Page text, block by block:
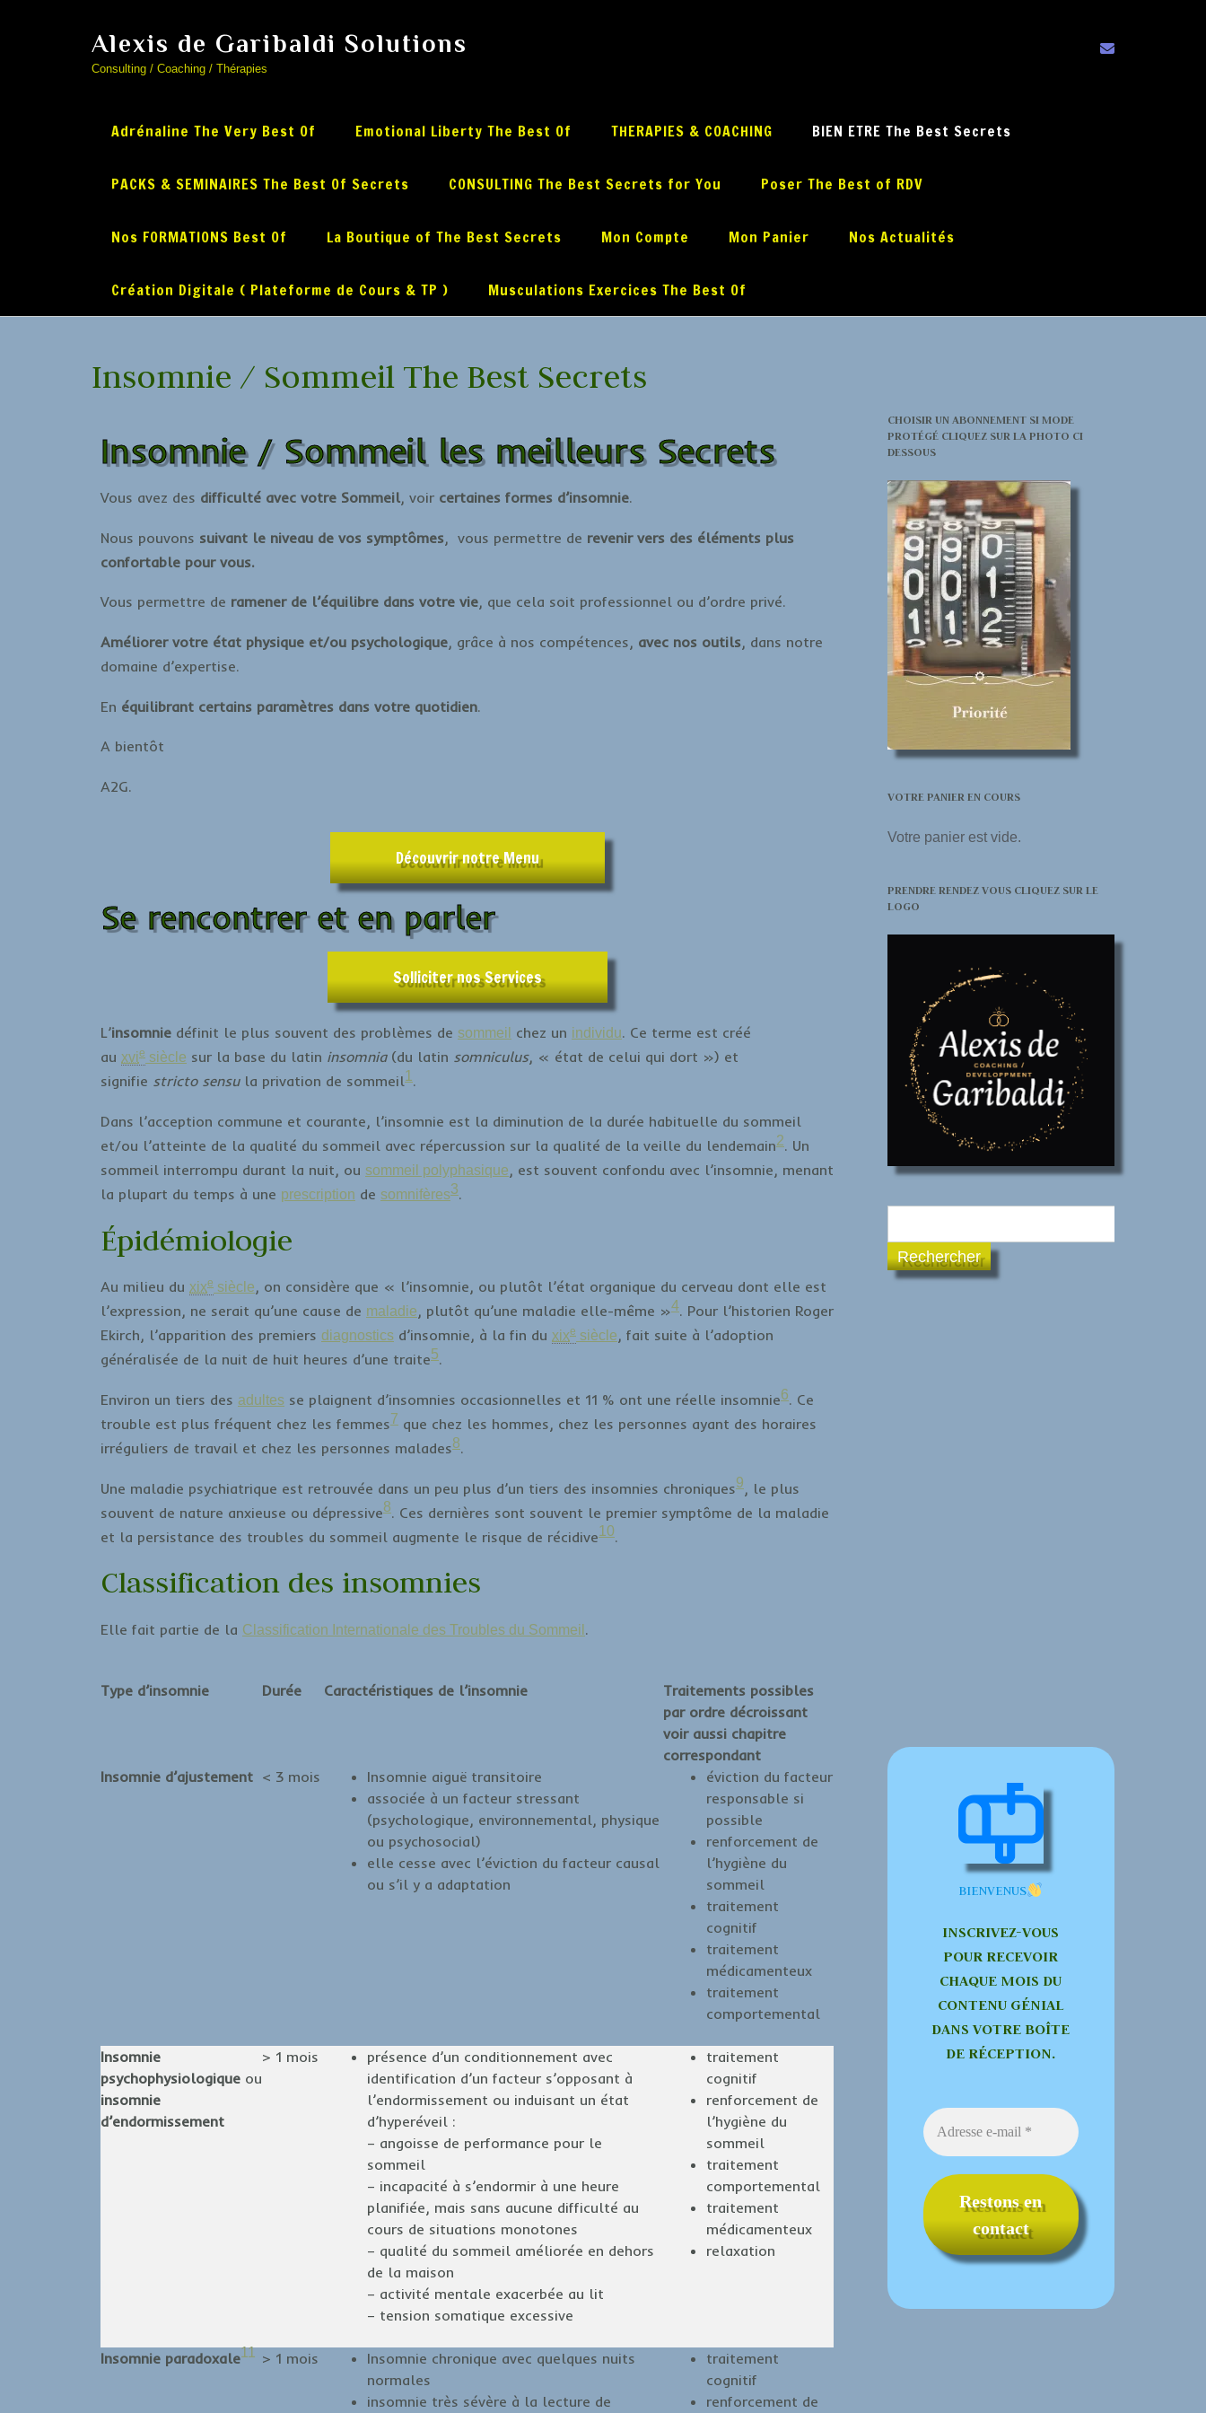
Alexis de Garibaldi Solutions
Consulting / Coaching / Thérapies
Adrénaline The Very Best Of Emotional Liberty The Best Of THERAPIES & COACHING BIEN ETRE The Best Secrets
PACKS & SEMINAIRES The Best Of Secrets CONSULTING The Best Secrets for You Poser The Best of RDV
Nos FORMATIONS Best Of La Boutique of The Best Secrets Mon Compte Mon Panier Nos Actualités
Création Digitale ( Plateforme de Cours & TP ) Musculations Exercices The Best Of
Insomnie / Sommeil The Best Secrets
Insomnie / Sommeil les meilleurs Secrets
Vous avez des difficulté avec votre Sommeil, voir certaines formes d’insomnie.
Nous pouvons suivant le niveau de vos symptômes, vous permettre de revenir vers des éléments plus
confortable pour vous.
Vous permettre de ramener de l’équilibre dans votre vie, que cela soit professionnel ou d’ordre privé.
Améliorer votre état physique et/ou psychologique, grâce à nos compétences, avec nos outils, dans notre
domaine d’expertise.
En équilibrant certains paramètres dans votre quotidien.
A bientôt
A2G.
Découvrir notre Menu
Se rencontrer et en parler
Solliciter nos Services
L’insomnie définit le plus souvent des problèmes de sommeil chez un individu. Ce terme est créé
au xvie siècle sur la base du latin insomnia(du latin somniculus, « état de celui qui dort ») et
signifie stricto sensula privation de sommeil1 .
Dans l’acception commune et courante, l’insomnie est la diminution de la durée habituelle du sommeil
et/ou l’atteinte de la qualité du sommeil avec répercussion sur la qualité de la veille du lendemain2. Un
sommeil interrompu durant la nuit, ou sommeil polyphasique, est souvent confondu avec l’insomnie, menant
la plupart du temps à une prescription de somnifères3.
Épidémiologie
Au milieu du xixe siècle, on considère que « l’insomnie, ou plutôt l’état organique du cerveau dont elle est
l’expression, ne serait qu’une cause de maladie, plutôt qu’une maladie elle-même »4. Pour l’historien Roger
Ekirch, l’apparition des premiers diagnostics d’insomnie, à la fin du xixe siècle, fait suite à l’adoption
généralisée de la nuit de huit heures d’une traite5.
Environ un tiers des adultes se plaignent d’insomnies occasionnelles et 11 % ont une réelle insomnie6. Ce
trouble est plus fréquent chez les femmes7 que chez les hommes, chez les personnes ayant des horaires
irréguliers de travail et chez les personnes malades8.
Une maladie psychiatrique est retrouvée dans un peu plus d’un tiers des insomnies chroniques9, le plus
souvent de nature anxieuse ou dépressive8. Ces dernières sont souvent le premier symptôme de la maladie
et la persistance des troubles du sommeil augmente le risque de récidive10.
Classification des insomnies
Elle fait partie de la Classification Internationale des Troubles du Sommeil .
Type d’insomnie Durée Caractéristiques de l’insomnie
Traitements possibles
par ordre décroissant
voir aussi chapitre
correspondant
Insomnie d’ajustement < 3 mois
Insomnie aiguë transitoire
associée à un facteur stressant
(psychologique, environnemental, physique
ou psychosocial)
elle cesse avec l’éviction du facteur causal
ou s’il y a adaptation
éviction du facteur
responsable si
possible
renforcement de
l’hygiène du
sommeil
traitement
cognitif
traitement
médicamenteux
traitement
comportemental
Insomnie
psychophysiologique ou
insomnie
d’endormissement
> 1 mois
présence d’un conditionnement avec
identification d’un facteur s’opposant à
l’endormissement ou induisant un état
d’hyperéveil :
– angoisse de performance pour le
sommeil
– incapacité à s’endormir à une heure
planifiée, mais sans aucune difficulté au
cours de situations monotones
– qualité du sommeil améliorée en dehors
de la maison
– activité mentale exacerbée au lit
– tension somatique excessive
traitement
cognitif
renforcement de
l’hygiène du
sommeil
traitement
comportemental
traitement
médicamenteux
relaxation
Insomnie paradoxale11 > 1 mois
Insomnie chronique avec quelques nuits
normales
insomnie très sévère à la lecture de
traitement
cognitif
renforcement de
CHOISIR UN ABONNEMENT SI MODE
PROTÉGÉ CLIQUEZ SUR LA PHOTO CI
DESSOUS
VOTRE PANIER EN COURS
Votre panier est vide.
PRENDRE RENDEZ VOUS CLIQUEZ SUR LE
LOGO
Rechercher
BIENVENUS
INSCRIVEZ-VOUS
POUR RECEVOIR
CHAQUE MOIS DU
CONTENU GÉNIAL
DANS VOTRE BOÎTE
DE RÉCEPTION.